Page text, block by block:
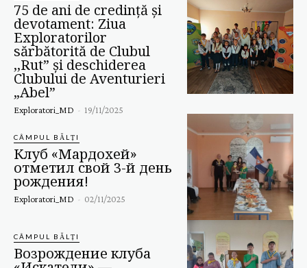
75 de ani de credință și
devotament: Ziua
Exploratorilor
sărbătorită de Clubul
,,Rut” și deschiderea
Clubului de Aventurieri
„Abel”
Exploratori_MD - 19/11/2025
CÂMPUL BĂLȚI
Клуб «Мардохей»
отметил свой 3-й день
рождения!
Exploratori_MD - 02/11/2025
CÂMPUL BĂLȚI
Возрождение клуба